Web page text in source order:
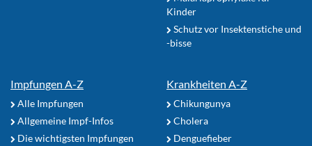
Kinder
Schutz vor Insektenstiche und
-bisse
Impfungen A-Z
Alle Impfungen
Allgemeine Impf-Infos
Die wichtigsten Impfungen
Krankheiten A-Z
Chikungunya
Cholera
Denguefieber